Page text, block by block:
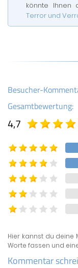
könnte Ihnen
Terror und
Besucher-
Gesamtbewertung:
4,7
Hier kannst du deine
Worte fassen und
Kommentar